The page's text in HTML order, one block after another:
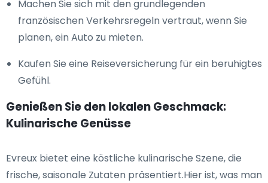
Machen Sie sich mit den grundlegenden
französischen Verkehrsregeln vertraut, wenn Sie
planen, ein Auto zu mieten.
Kaufen Sie eine Reiseversicherung für ein beruhigtes
Gefühl.
Genießen Sie den lokalen Geschmack:
Kulinarische Genüsse
Evreux bietet eine köstliche kulinarische Szene, die
frische, saisonale Zutaten präsentiert.Hier ist, was man